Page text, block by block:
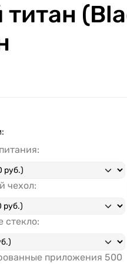
чехол:
стекло:
приложения500